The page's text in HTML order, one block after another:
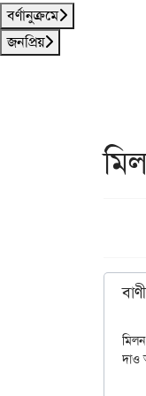
বর্ণানুক্রমে
জনপ্রিয়
বাণী
দাও
মিলিল